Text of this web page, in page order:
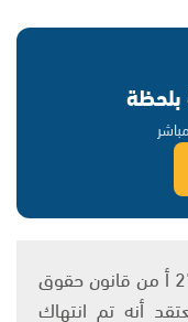
بلحظة
يتم الاستخدام المواد وفقًا للمادة 27 أ من قانون حقوق
وإن كنت تعتقد أنه تم انتهاك